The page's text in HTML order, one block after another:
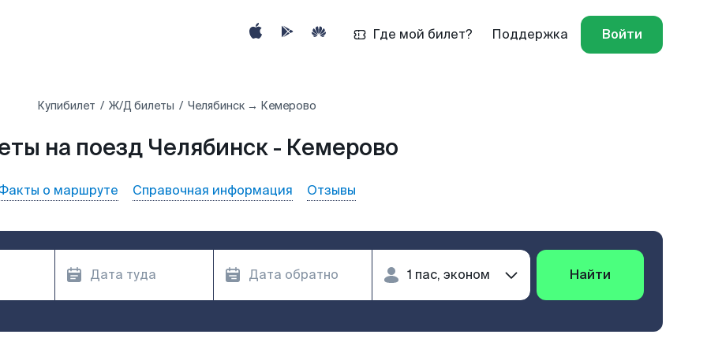
Где мой билет? Поддержка Войти
Купибилет Ж/Д билеты Челябинск → Кемерово
на поезд Челябинск - Кемерово
о маршруте Справочная информация Отзывы
Найти